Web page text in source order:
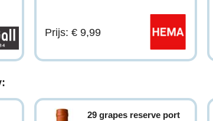
Prijs: € 9,99
29 grapes reserve port